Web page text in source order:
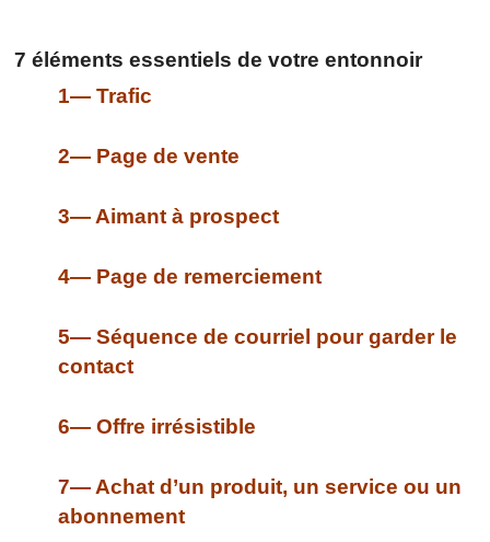
7 éléments essentiels de votre entonnoir
1— Trafic
2— Page de vente
3— Aimant à prospect
4— Page de remerciement
5— Séquence de courriel pour garder le
contact
6— Offre irrésistible
7— Achat d’un produit, un service ou un
abonnement